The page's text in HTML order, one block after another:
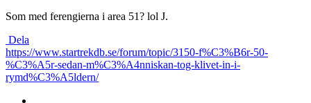
Som med ferengierna i area 51? lol J.
Dela
https://www.startrekdb.se/forum/topic/3150-f%C3%B6r-50-
%C3%A5r-sedan-m%C3%A4nniskan-tog-klivet-in-i-
rymd%C3%A5ldern/